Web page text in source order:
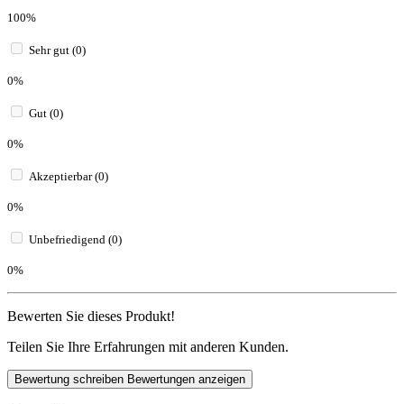
100%
Sehr gut (0)
0%
Gut (0)
0%
Akzeptierbar (0)
0%
Unbefriedigend (0)
0%
Bewerten Sie dieses Produkt!
Teilen Sie Ihre Erfahrungen mit anderen Kunden.
Bewertung schreiben Bewertungen anzeigen